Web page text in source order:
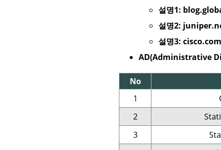
설명1:
설명2:
설명3: cisco.com
AD(Administrative
No
1
2
3